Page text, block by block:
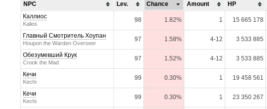
NPC Lev. Chance Amount HP
Каллиос
Kalios
98 1.82% 1 15 665 178
Главный Смотритель Хоупан
Houpon the Warden Overseer
97 1.58% 4-12 3 533 885
Обезумевший Крук
Crook the Mad
97 1.52% 4-12 3 533 885
Кечи
Kechi
99 0.30% 1 19 458 561
Кечи
Kechi
99 0.30% 1 23 350 267